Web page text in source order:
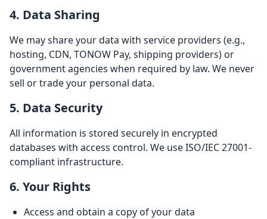
4. Data Sharing
We may share your data with service providers (e.g.,
hosting, CDN, TONOW Pay, shipping providers) or
government agencies when required by law. We never
sell or trade your personal data.
5. Data Security
All information is stored securely in encrypted
databases with access control. We use ISO/IEC 27001-
compliant infrastructure.
6. Your Rights
Access and obtain a copy of your data